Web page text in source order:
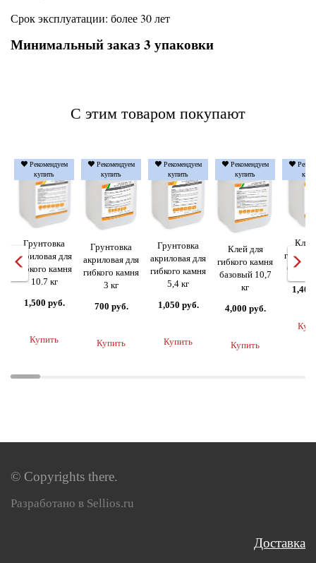
Срок эксплуатации: более 30 лет
Минимальный заказ 3 упаковки
С этим товаром покупают
Рекомендуем
купить
Грунтовка
акриловая для
гибкого камня
10.7 кг
1,500 руб.
Купить
Рекомендуем
купить
Грунтовка
акриловая для
гибкого камня
3 кг
700 руб.
Купить
Рекомендуем
купить
Грунтовка
акриловая для
гибкого камня
5,4 кг
1,050 руб.
Купить
Рекомендуем
купить
Клей для
гибкого камня
базовый 10,7
кг
4,000 руб.
Купить
Клей
1,400
© Copyrights there.
Разработано в Sellios.ru
Доставка